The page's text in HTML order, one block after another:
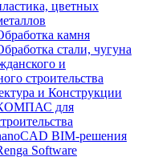
цветных
камня
стали, чугуна
и
строительства
и Конструкции
для
BIM-решения
Software